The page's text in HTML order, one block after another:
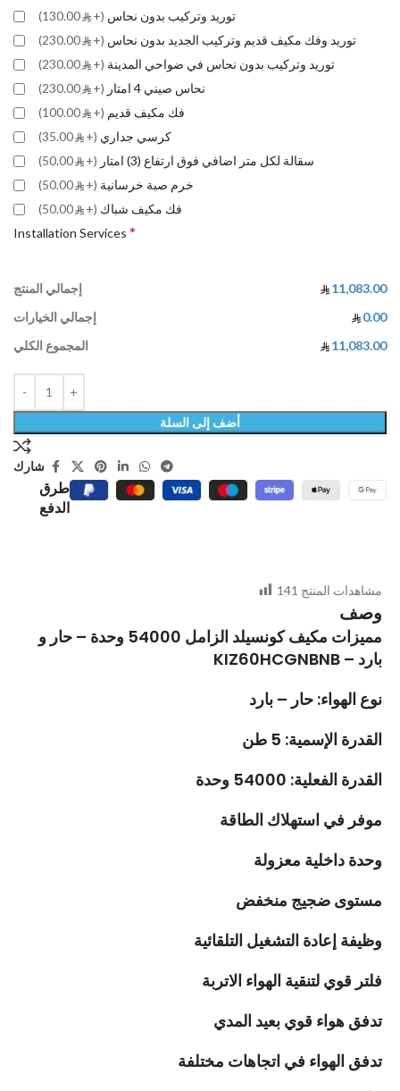
توريد وتركيب بدون نحاس (+
130.00)
توريد وفك مكيف قديم وتركيب الجديد بدون نحاس (+
230.00)
توريد وتركيب بدون نحاس في ضواحي المدينة (+
230.00)
نحاس صيني 4 امتار
(+
230.00)
فك مكيف قديم (+
100.00)
كرسي جداري (+
35.00)
سقالة لكل متر اضافي فوق ارتفاع (3) امتار
(+
50.00)
خرم صبة خرسانية (+
50.00)
فك مكيف شباك (+
50.00)
Installation Services *
إجمالي المنتج
11,083.00
إجمالي الخيارات
0.00
المجموع الكلي
11,083.00
أضف إلى السلة
شارك
طرق
الدفع
مشاهدات المنتج 141
وصف
مميزات مكيف كونسيلد الزامل 54000 وحدة – حار و
بارد – KIZ60HCGNBNB
نوع الهواء: حار – بارد
القدرة الإسمية: 5 طن
القدرة الفعلية: 54000 وحدة
موفر في استهلاك الطاقة
وحدة داخلية معزولة
مستوى ضجيج منخفض
وظيفة إعادة التشغيل التلقائية
فلتر قوي لتنقية الهواء الاتربة
تدفق هواء قوي بعيد المدي
تدفق الهواء في اتجاهات مختلفة